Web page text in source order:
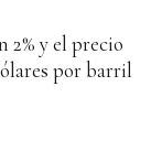
2% y el precio
por barril